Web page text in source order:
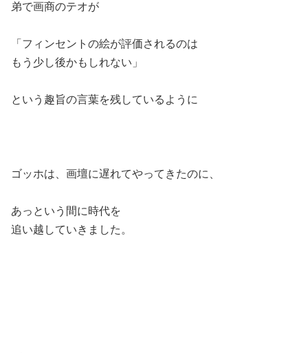
弟で画商のテオが
「フィンセントの絵が評価されるのは
もう少し後かもしれない」
という趣旨の言葉を残しているように
ゴッホは、画壇に遅れてやってきたのに、
あっという間に時代を
追い越していきました。